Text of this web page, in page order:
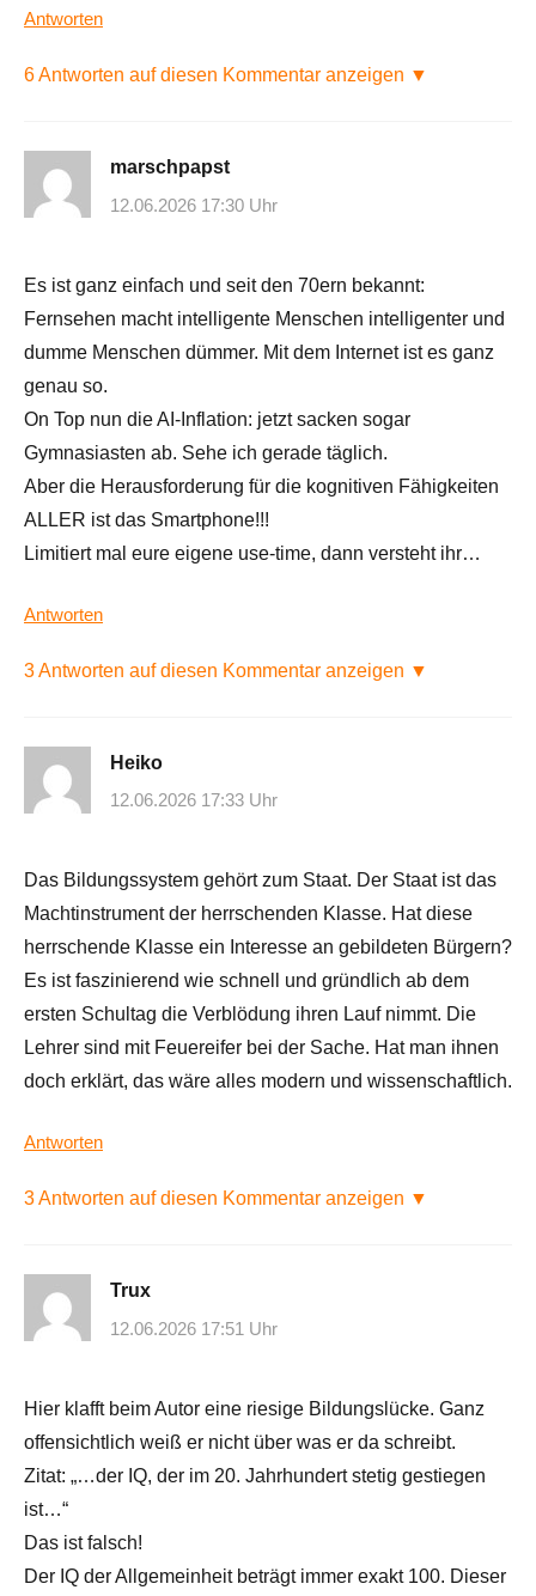
Antworten
6 Antworten auf diesen Kommentar anzeigen ▼
marschpapst
12.06.2026 17:30 Uhr
Es ist ganz einfach und seit den 70ern bekannt:
Fernsehen macht intelligente Menschen intelligenter und
dumme Menschen dümmer. Mit dem Internet ist es ganz
genau so.
On Top nun die AI-Inflation: jetzt sacken sogar
Gymnasiasten ab. Sehe ich gerade täglich.
Aber die Herausforderung für die kognitiven Fähigkeiten
ALLER ist das Smartphone!!!
Limitiert mal eure eigene use-time, dann versteht ihr…
Antworten
3 Antworten auf diesen Kommentar anzeigen ▼
Heiko
12.06.2026 17:33 Uhr
Das Bildungssystem gehört zum Staat. Der Staat ist das
Machtinstrument der herrschenden Klasse. Hat diese
herrschende Klasse ein Interesse an gebildeten Bürgern?
Es ist faszinierend wie schnell und gründlich ab dem
ersten Schultag die Verblödung ihren Lauf nimmt. Die
Lehrer sind mit Feuereifer bei der Sache. Hat man ihnen
doch erklärt, das wäre alles modern und wissenschaftlich.
Antworten
3 Antworten auf diesen Kommentar anzeigen ▼
Trux
12.06.2026 17:51 Uhr
Hier klafft beim Autor eine riesige Bildungslücke. Ganz
offensichtlich weiß er nicht über was er da schreibt.
Zitat: „…der IQ, der im 20. Jahrhundert stetig gestiegen
ist…“
Das ist falsch!
Der IQ der Allgemeinheit beträgt immer exakt 100. Dieser